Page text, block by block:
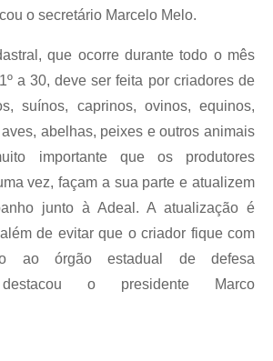
o secretário Marcelo Melo.
que ocorre durante todo o mês
a 30, deve ser feita por criadores de
suínos, caprinos, ovinos, equinos,
abelhas, peixes e outros animais
importante que os produtores
vez, façam a sua parte e atualizem
junto à Adeal. A atualização é
de evitar que o criador fique com
ao órgão estadual de defesa
destacou o presidente Marco